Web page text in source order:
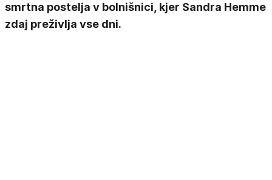
smrtna postelja v bolnišnici, kjer Sandra Hemme
zdaj preživlja vse dni.